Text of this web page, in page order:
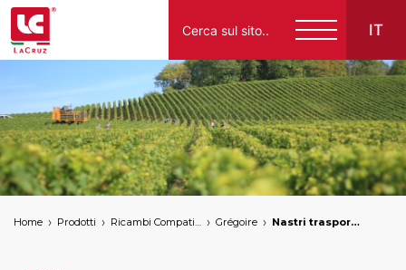
IT
Italiano
English
Français
Home Prodotti Ricambi Compatibili per Vendemmiatrici a Marchio Grégoire Nastri trasportatori e tele